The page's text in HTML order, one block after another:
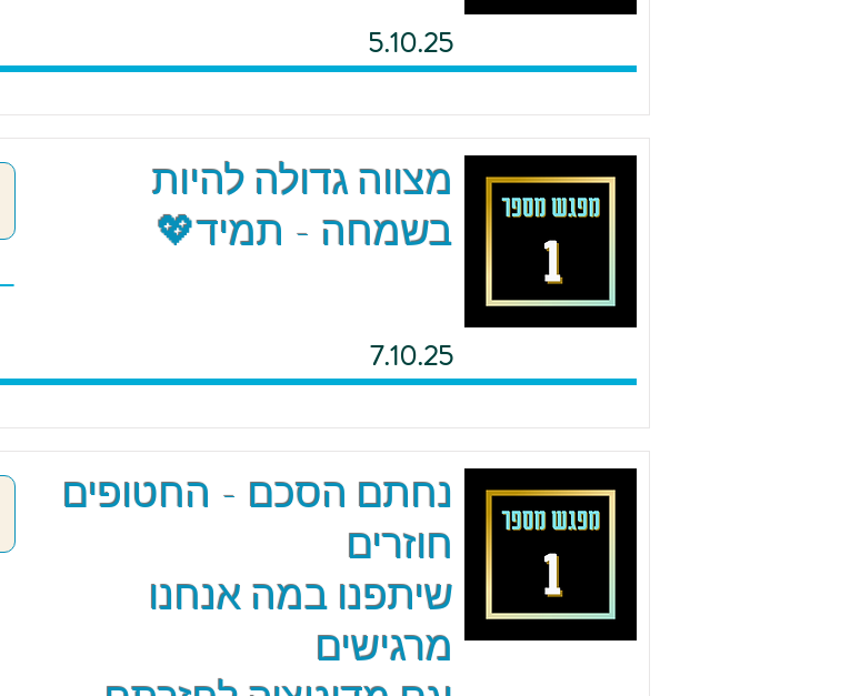
5.10.25
מצווה גדולה להיות
בשמחה - תמיד💖
7.10.25
נחתם הסכם - החטופים
חוזרים
שיתפנו במה אנחנו
מרגישים